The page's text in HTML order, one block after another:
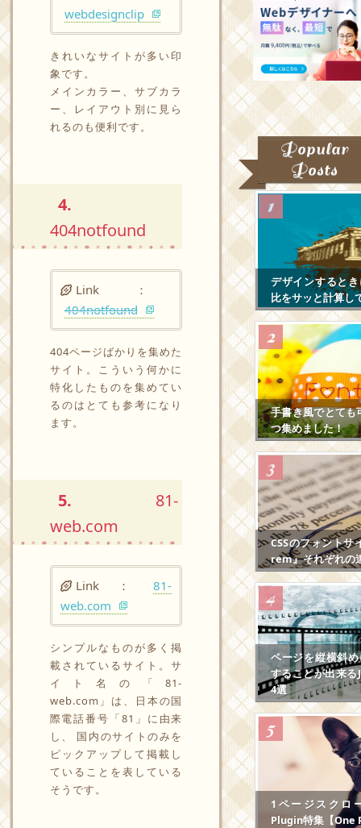
webdesignclip
きれいなサイトが多い印
象です。
メインカラー、サブカラ
ー、レイアウト別に見ら
れるのも便利です。
4.
404notfound
Link ：
404notfound
404ページばかりを集めた
サイト。こういう何かに
特化したものを集めてい
るのはとても参考になり
ます。
5.
81-
web.com
Link ：
81-
web.com
シンプルなものが多く掲
載されているサイト。サ
イト名の「81-
web.com」は、日本の国
際電話番号「81」に由来
し、 国内のサイトのみを
ピックアップして掲載し
ていることを表している
そうです。
Popular
Posts
デザインすると
比をサッと計算し
手書き風でとても
つ集めました！
CSSのフォント
rem』それぞれの
ページを縦横斜
することが出来
4選
1ページスクロ
Plugin特集【One